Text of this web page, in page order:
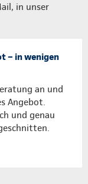
in unser
– in wenigen
an und
Angebot.
und genau